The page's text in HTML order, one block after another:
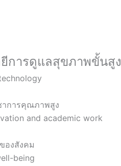
การดูแลสุขภาพขั้นสูง
าการคุณภาพสูง
and academic work
องสังคม
being